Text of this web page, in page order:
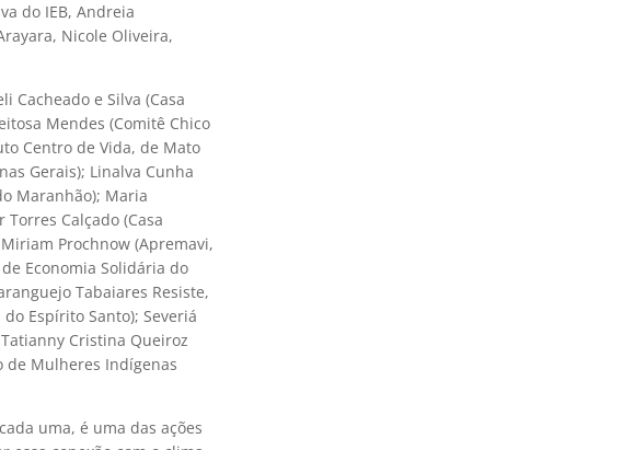
do IEB, Andreia
Nicole Oliveira,
Cacheado e Silva (Casa
Mendes (Comitê Chico
Centro de Vida, de Mato
Gerais); Linalva Cunha
Maranhão); Maria
Calçado (Casa
Prochnow (Apremavi,
Economia Solidária do
Tabaiares Resiste,
Espírito Santo); Severiá
Cristina Queiroz
de Mulheres Indígenas
uma, é uma das ações